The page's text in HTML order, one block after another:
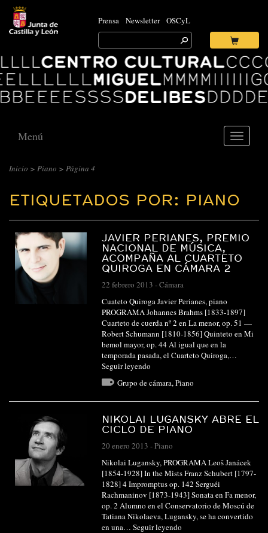
Prensa Newsletter OSCyL
Search
for:
Ok
Centro
Cultural
Miguel
Delibes
Toggle
Menú
Inicio > Piano > Página 4
ETIQUETADOS POR: PIANO
JAVIER PERIANES, PREMIO
NACIONAL DE MÚSICA,
ACOMPAÑA AL CUARTETO
QUIROGA EN CÁMARA 2
22 febrero 2013 -Cámara
Cuateto Quiroga Javier Perianes, piano
PROGRAMA Johannes Brahms [1833-1897]
Cuarteto de cuerda nº 2 en La menor, op. 51 —
Robert Schumann [1810-1856] Quinteto en Mi
bemol mayor, op. 44 Al igual que en la
temporada pasada, el Cuarteto Quiroga,…
Seguir leyendo
Grupo de cámara,Piano
NIKOLAI LUGANSKY ABRE EL
CICLO DE PIANO
20 enero 2013 -Piano
Nikolai Lugansky, PROGRAMA Leoš Janácek
[1854-1928] In the Mists Franz Schubert [1797-
1828] 4 Impromptus op. 142 Serguéi
Rachmaninov [1873-1943] Sonata en Fa menor,
op. 2 Alumno en el Conservatorio de Moscú de
Tatiana Nikolaeva, Lugansky, se ha convertido
en una… Seguir leyendo